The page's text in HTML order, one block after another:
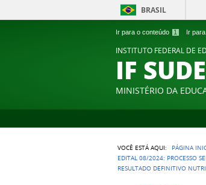
Ir para o conteúdo 1 Ir
BRASIL
INSTITUTO FEDERAL DE
IF
MINISTÉRIO DA
VOCÊ ESTÁ AQUI: PÁGINA
EDITAL 08/2024: PROCESSO
RESULTADO DEFINITIVO